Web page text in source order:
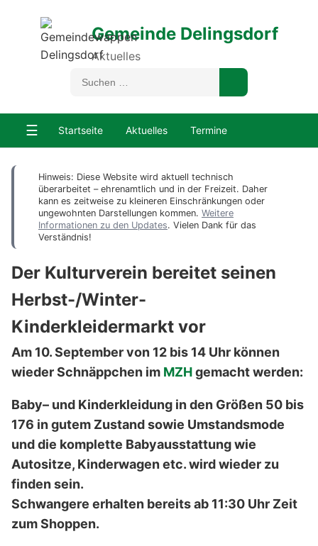
Gemeinde Delingsdorf
Aktuelles
☰ Startseite Aktuelles Termine
Hinweis: Diese Website wird aktuell technisch
überarbeitet – ehrenamtlich und in der Freizeit. Daher
kann es zeitweise zu kleineren Einschränkungen oder
ungewohnten Darstellungen kommen. Weitere
Informationen zu den Updates. Vielen Dank für das
Verständnis!
Der Kulturverein bereitet seinen
Herbst-/Winter-
Kinderkleidermarkt vor
Am 10. September von 12 bis 14 Uhr können
wieder Schnäppchen im MZHgemacht werden:
Baby– und Kinderkleidung in den Größen 50 bis
176 in gutem Zustand sowie Umstandsmode
und die komplette Babyausstattung wie
Autositze, Kinderwagen etc. wird wieder zu
finden sein.
Schwangere erhalten bereits ab 11:30 Uhr Zeit
zum Shoppen.